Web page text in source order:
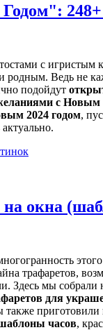
248+
с
родным. Ведь не
подойдут
с Новым
2024 годом,
окна
трафаретов,
мы собрали
для
также приготовили
часов,